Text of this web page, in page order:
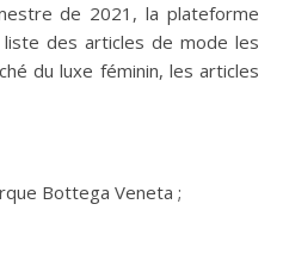
de 2021, la plateforme
des articles de mode les
du luxe féminin, les articles
Bottega Veneta ;